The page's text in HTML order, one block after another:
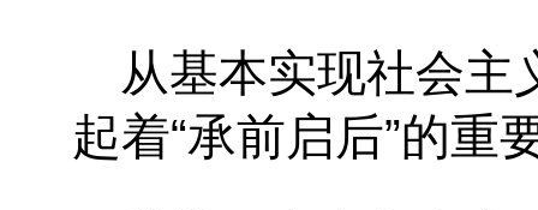
从基本实现社会主
起着“承前启后”的重